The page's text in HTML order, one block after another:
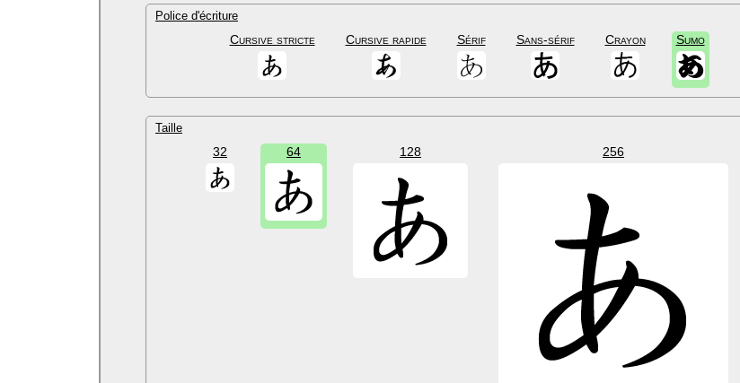
Police d'écriture
Cursive stricte Cursive rapide Sérif Sans-sérif Crayon Sumo
Taille
32 64 128 256